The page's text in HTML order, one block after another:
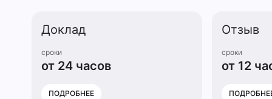
Доклад
сроки
от 24 часов
ПОДРОБНЕЕ
Отзыв
сроки
от 12